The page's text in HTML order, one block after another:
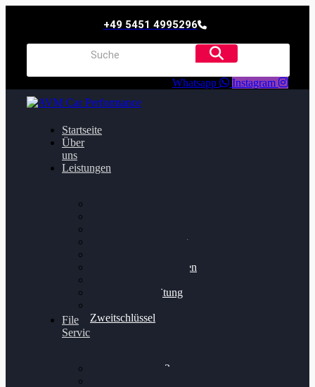
+49 5451 4995296
Whatsapp Instagram
Startseite
Über
uns
Leistungen
Getriebeoptimierung
Bremsscheiben planen
Felgenaufbereitung
Zweitschlüssel
File
Service
Alientech Kess3